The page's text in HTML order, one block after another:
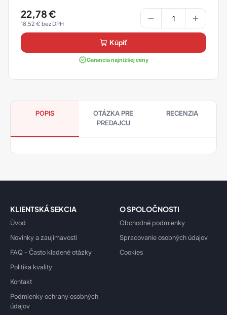
22,78€
18,52 €
kúpiť
Garancia najnižšej ceny
POPIS
OTÁZKA PRE
PREDAJCU
RECENZIA
KLIENTSKÁ SEKCIA
Úvod
Novinky a zaujímavosti
FAQ - Často kladené otázky
Politika kvality
Kontakt
Podmienky ochrany osobných
údajov
O SPOLOČNOSTI
Obchodné podmienky
Spracovanie osobných údajov
Cookies